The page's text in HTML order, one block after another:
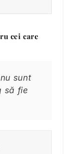
cei care
sunt
să fie